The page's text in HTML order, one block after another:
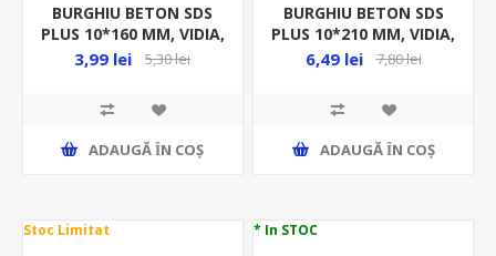
BURGHIU BETON SDS
PLUS 10*160 MM, VIDIA,
23710
3,99 lei 5,30 lei
ADAUGĂ ȊN COŞ
BURGHIU BETON SDS
PLUS 10*210 MM, VIDIA,
23720
6,49 lei 7,80 lei
ADAUGĂ ȊN COŞ
Stoc Limitat * In STOC